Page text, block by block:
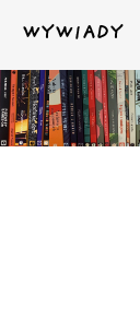
WYWIADY